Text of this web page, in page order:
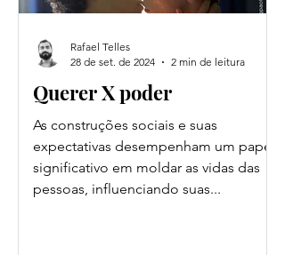
Querer X poder
As construções sociais e suas
expectativas desempenham um papel
significativo em moldar as vidas das
pessoas, influenciando suas...
Rafael Telles
28 de set. de 2024
2 min de leitura